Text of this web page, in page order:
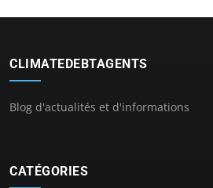
CLIMATEDEBTAGENTS
Blog d'actualités et d'informations
CATÉGORIES